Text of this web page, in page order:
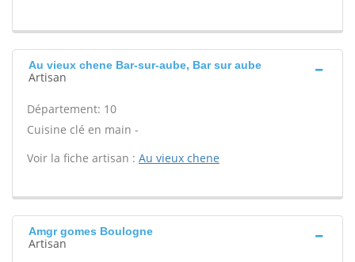
Au vieux chene Bar-sur-aube, Bar sur aube
Artisan
Département: 10
Cuisine clé en main -
Voir la fiche artisan : Au vieux chene
Amgr gomes Boulogne
Artisan